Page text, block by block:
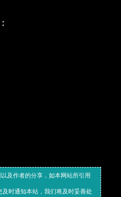
及作者的分享，如本网站所引用
时通知本站，我们将及时妥善处